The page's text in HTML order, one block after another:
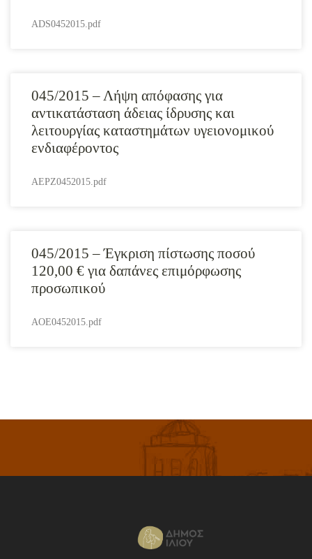
ADS0452015.pdf
045/2015 – Λήψη απόφασης για
αντικατάσταση άδειας ίδρυσης και
λειτουργίας καταστημάτων υγειονομικού
ενδιαφέροντος
AEPZ0452015.pdf
045/2015 – Έγκριση πίστωσης ποσού
120,00 € για δαπάνες επιμόρφωσης
προσωπικού
AOE0452015.pdf